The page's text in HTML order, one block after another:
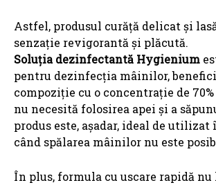
Astfel, produsul curăță delicat și
senzație revigorantă și plăcută.
Soluția dezinfectantă Hygienium
pentru dezinfecția mâinilor,
compoziție cu o concentrație de
nu necesită folosirea apei și a
produs este, așadar, ideal de
când spălarea mâinilor nu este
În plus, formula cu uscare rapidă nu